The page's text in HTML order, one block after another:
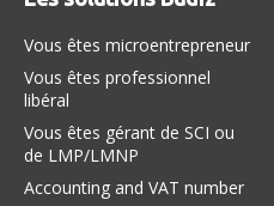
Vous êtes microentrepreneur
Vous êtes professionnel
libéral
Vous êtes gérant de SCI ou
de LMP/LMNP
Accounting and VAT number